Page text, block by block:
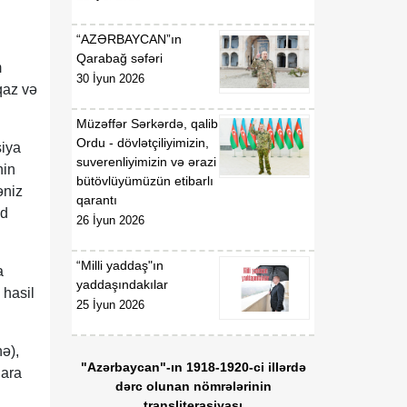
və
“AZƏRBAYCAN”ın
Qarabağ səfəri
30 İyun 2026
Müzəffər Sərkərdə, qalib
Ordu - dövlətçiliyimizin,
suverenliyimizin və ərazi
bütövlüyümüzün etibarlı
qarantı
26 İyun 2026
“Milli yaddaş"ın
yaddaşındakılar
25 İyun 2026
"Azərbaycan"-ın 1918-1920-ci illərdə
dərc olunan nömrələrinin